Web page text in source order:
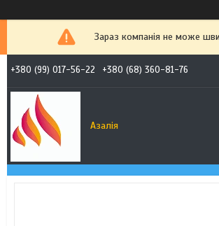
Зараз компанія не може
+380 (99) 017-56-22 +380 (68) 360-81-76
Азалія